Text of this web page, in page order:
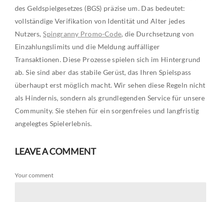
des Geldspielgesetzes (BGS) präzise um. Das bedeutet:
vollständige Verifikation von Identität und Alter jedes
Nutzers,Spingranny Promo-Code, die Durchsetzung von
Einzahlungslimits und die Meldung auffälliger
Transaktionen. Diese Prozesse spielen sich im Hintergrund
ab. Sie sind aber das stabile Gerüst, das Ihren Spielspass
überhaupt erst möglich macht. Wir sehen diese Regeln nicht
als Hindernis, sondern als grundlegenden Service für unsere
Community. Sie stehen für ein sorgenfreies und langfristig
angelegtes Spielerlebnis.
LEAVE A COMMENT
Your comment